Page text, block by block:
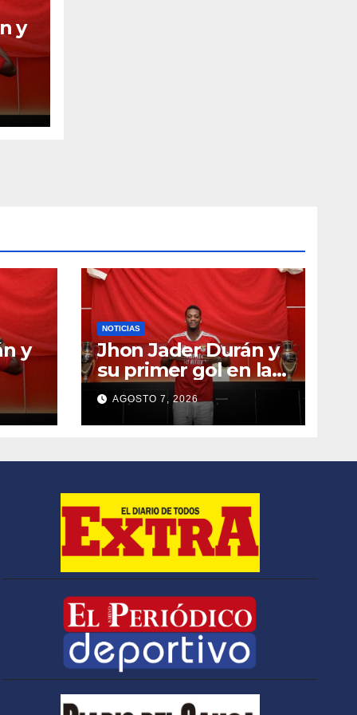
y
y
NOTICIAS
Jhon Jader Durán y
su primer gol en la
Europa league
AGOSTO 7, 2026